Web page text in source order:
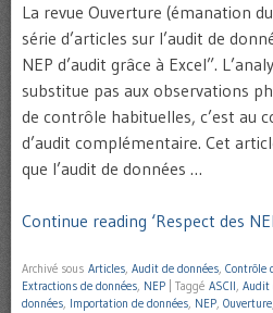
La revue Ouverture (émanation
série d’articles sur l’audit de
NEP d’audit grâce à Excel”.
substitue pas aux observations
de contrôle habituelles, c’est au
d’audit complémentaire. Cet
que l’audit de données …
Continue reading ‘Respect des
Archivé sous Articles, Audit de données, Contrôle
Extractions de données, NEP Taggé ASCII, Audit
données, Importation de données, NEP, Ouverture